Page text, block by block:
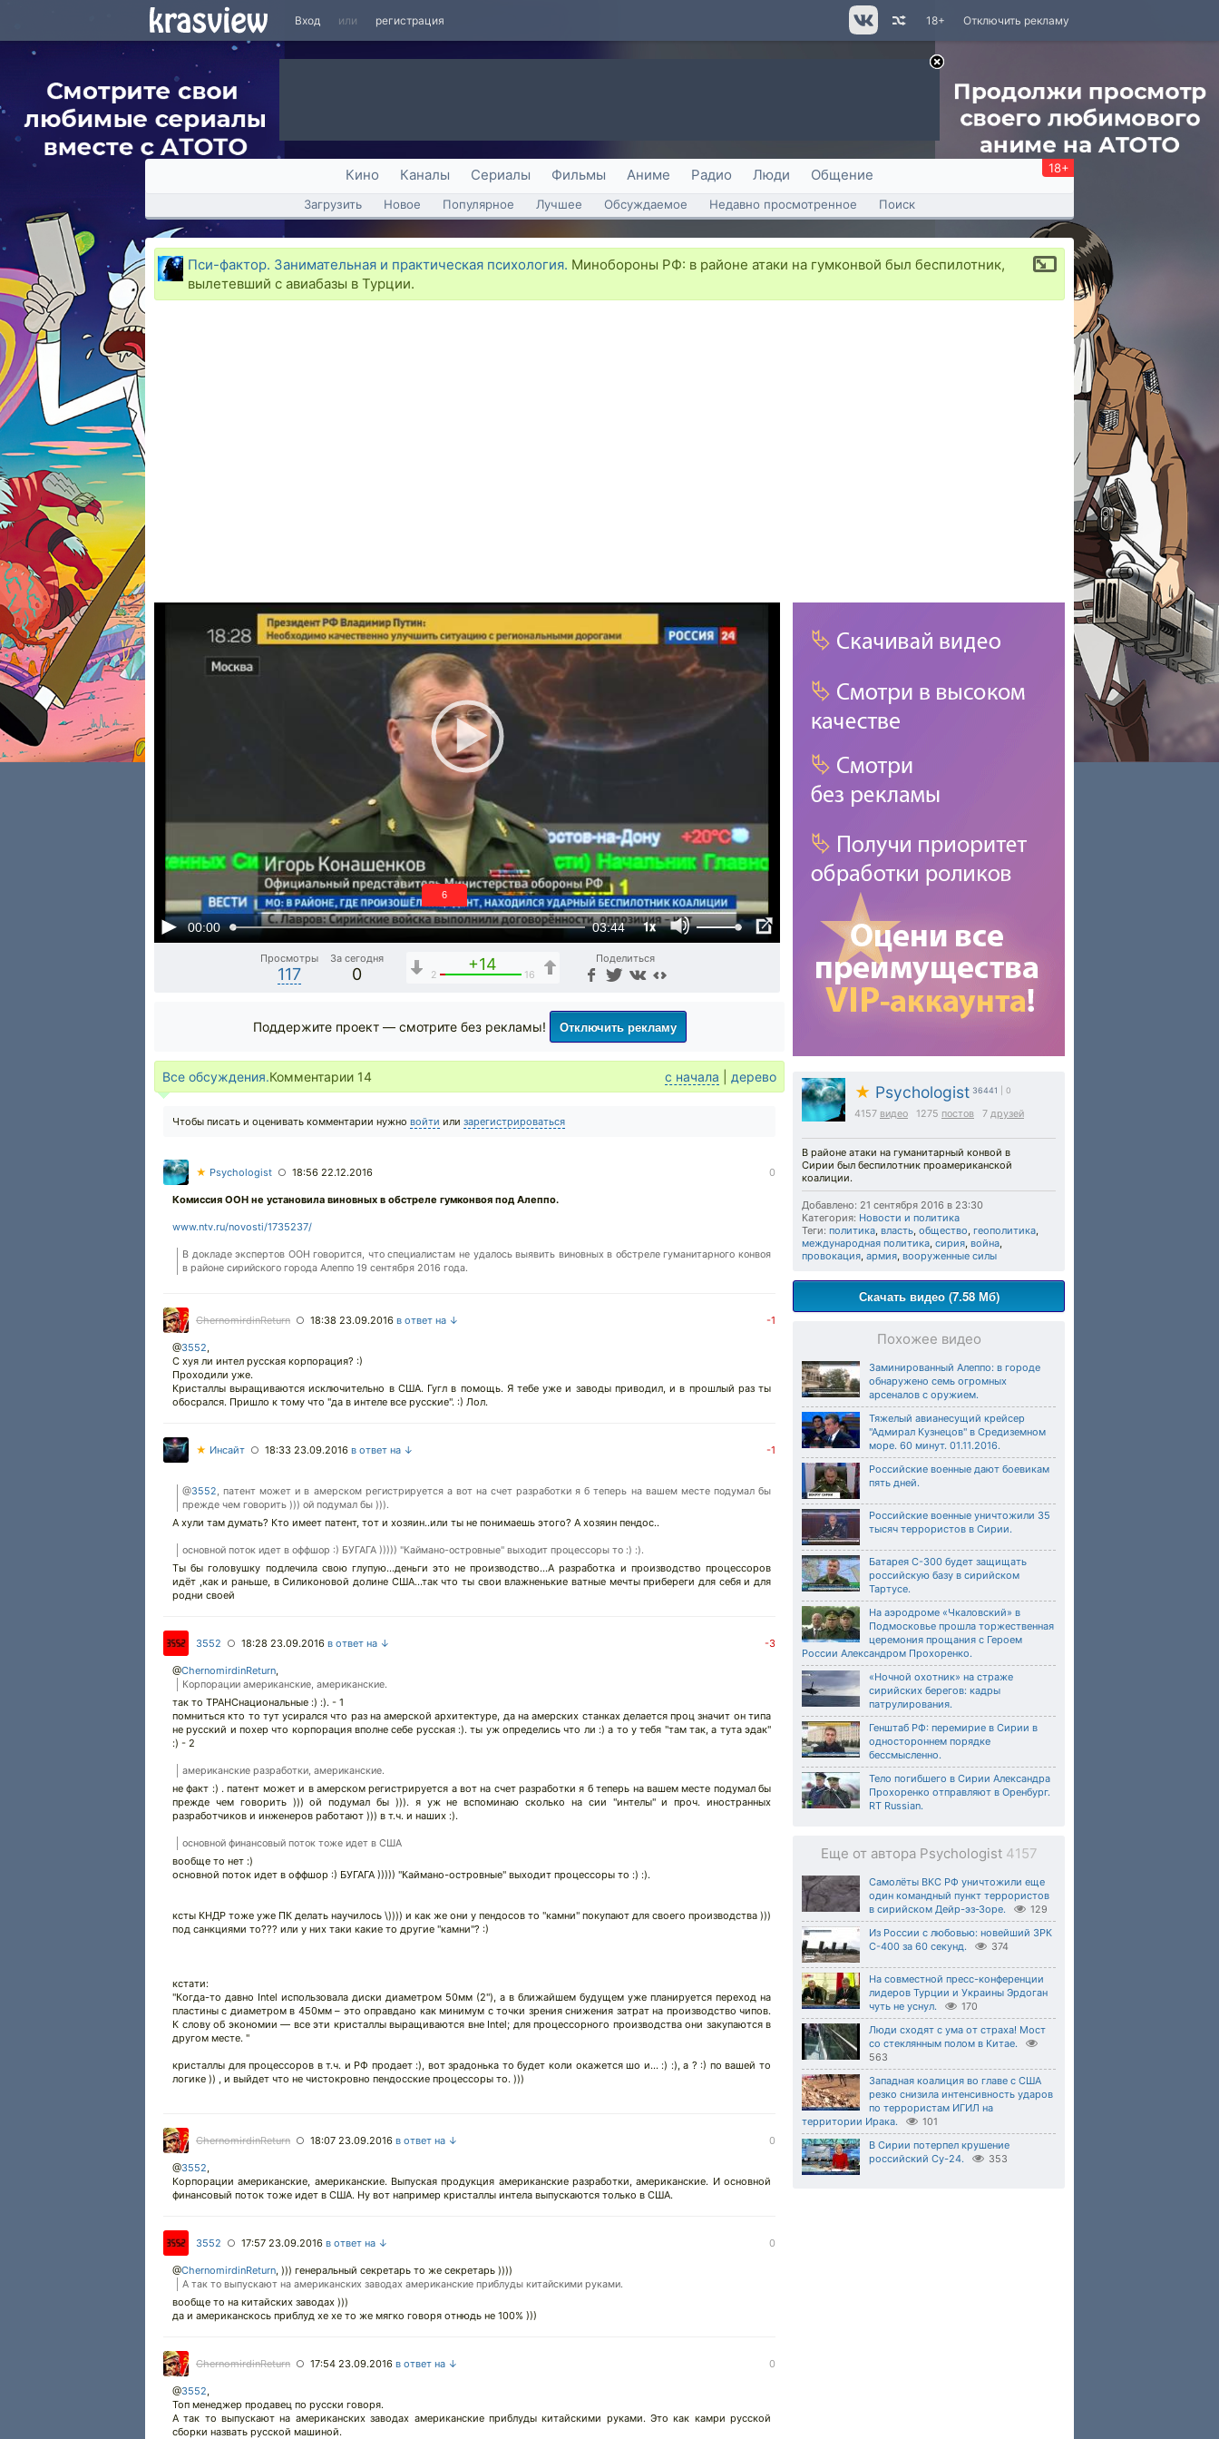
Вход или регистрация Отключить рекламу
18+
Кино Каналы Сериалы Фильмы Аниме Радио Люди Общение 18+
Загрузить Новое Популярное Лучшее Обсуждаемое Недавно просмотренное Поиск
Пси-фактор. Занимательная и практическая психология. Минобороны РФ: в районе атаки на гумконвой был беспилотник,
вылетевший с авиабазы в Турции.
00:00 03:44 1x
5
Просмотры
117
За сегодня
0
+14
2 16
Поделиться
★ Psychologist 36441 | 0
4157 видео 1275 постов 7 друзей
В районе атаки на гуманитарный конвой в
Сирии был беспилотник проамериканской
коалиции.
Добавлено: 21 сентября 2016 в 23:30
Категория: Новости и политика
Теги: политика власть общество геополитика
международная политика сирия война
провокация армия вооруженные силы
Скачать видео (7.58 Мб)
Похожее видео
Заминированный Алеппо: в городе
обнаружено семь огромных
арсеналов с оружием.
Тяжелый авианесущий крейсер
"Адмирал Кузнецов" в Средиземном
море. 60 минут. 01.11.2016.
Российские военные дают боевикам
пять дней.
Российские военные уничтожили 35
тысяч террористов в Сирии.
Батарея С-300 будет защищать
российскую базу в сирийском
Тартусе.
На аэродроме «Чкаловский» в
Подмосковье прошла торжественная
церемония прощания с Героем
России Александром Прохоренко.
«Ночной охотник» на страже
сирийских берегов: кадры
патрулирования.
Генштаб РФ: перемирие в Сирии в
одностороннем порядке
бессмысленно.
Тело погибшего в Сирии Александра
Прохоренко отправляют в Оренбург.
RT Russian.
Еще от автора Psychologist 4157
Самолёты ВКС РФ уничтожили еще
один командный пункт террористов
в сирийском Дейр-эз-Зоре.
129
Из России с любовью: новейший ЗРК
С-400 за 60 секунд.
374
На совместной пресс-конференции
лидеров Турции и Украины Эрдоган
чуть не уснул.
170
Люди сходят с ума от страха! Мост
со стеклянным полом в Китае.
563
Западная коалиция во главе с США
резко снизила интенсивность ударов
по террористам ИГИЛ на
территории Ирака.
101
В Сирии потерпел крушение
российский Су-24.
353
Поддержите проект — смотрите без рекламы! Отключить рекламу
Все обсуждения.Комментарии 14 с начала дерево
Чтобы писать и оценивать комментарии нужно войти или зарегистрироваться
★ Psychologist ○ 18:56 22.12.2016 0
Комиссия ООН не установила виновных в обстреле гумконвоя под Алеппо.
www.ntv.ru/novosti/1735237/
В докладе экспертов ООН говорится, что специалистам не удалось выявить виновных в обстреле гуманитарного конвоя
в районе сирийского города Алеппо 19 сентября 2016 года.
ChernomirdinReturn ○ 18:38 23.09.2016 в ответ на ↓ -1
@3552
С хуя ли интел русская корпорация? :)
Проходили уже.
Кристаллы выращиваются исключительно в США. Гугл в помощь. Я тебе уже и заводы приводил, и в прошлый раз ты
обосрался. Пришло к тому что "да в интеле все русские". :) Лол.
★ Инсайт ○ 18:33 23.09.2016 в ответ на ↓ -1
@3552, патент может и в амерском регистрируется а вот на счет разработки я б теперь на вашем месте подумал бы
прежде чем говорить ))) ой подумал бы ))).
А хули там думать? Кто имеет патент, тот и хозяин..или ты не понимаешь этого? А хозяин пендос..
основной поток идет в оффшор :) БУГАГА ))))) "Каймано-островные" выходит процессоры то :) :).
Ты бы головушку подлечила свою глупую...деньги это не производство...А разработка и производство процессоров
идёт ,как и раньше, в Силиконовой долине США...так что ты свои влажненькие ватные мечты прибереги для себя и для
родни своей
3552 ○ 18:28 23.09.2016 в ответ на ↓ -3
@ChernomirdinReturn
Корпорации американские, американские.
так то ТРАНСнациональные :) :). - 1
помниться кто то тут усирался что раз на амерской архитектуре, да на амерских станках делается проц значит он типа
не русский и похер что корпорация вполне себе русская :). ты уж определись что ли :) а то у тебя "там так, а тута эдак"
:) - 2
американские разработки, американские.
не факт :) . патент может и в амерском регистрируется а вот на счет разработки я б теперь на вашем месте подумал бы
прежде чем говорить ))) ой подумал бы ))). я уж не вспоминаю сколько на сии "интелы" и проч. иностранных
разработчиков и инженеров работают ))) в т.ч. и наших :).
основной финансовый поток тоже идет в США
вообще то нет :)
основной поток идет в оффшор :) БУГАГА ))))) "Каймано-островные" выходит процессоры то :) :).
ксты КНДР тоже уже ПК делать научилось \)))) и как же они у пендосов то "камни" покупают для своего производства )))
под санкциями то??? или у них таки какие то другие "камни"? :)
кстати:
"Когда-то давно Intel использовала диски диаметром 50мм (2"), а в ближайшем будущем уже планируется переход на
пластины с диаметром в 450мм – это оправдано как минимум с точки зрения снижения затрат на производство чипов.
К слову об экономии — все эти кристаллы выращиваются вне Intel; для процессорного производства они закупаются в
другом месте. "
кристаллы для процессоров в т.ч. и РФ продает :), вот зрадонька то будет коли окажется шо и... :) :), а ? :) по вашей то
логике )) , и выйдет что не чистокровно пендосские процессоры то. )))
ChernomirdinReturn ○ 18:07 23.09.2016 в ответ на ↓ 0
@3552
Корпорации американские, американские. Выпуская продукция американские разработки, американские. И основной
финансовый поток тоже идет в США. Ну вот например кристаллы интела выпускаются только в США.
3552 ○ 17:57 23.09.2016 в ответ на ↓ 0
@ChernomirdinReturn ))) генеральный секретарь то же секретарь ))))
А так то выпускают на американских заводах американские приблуды китайскими руками.
вообще то на китайских заводах )))
да и американскось приблуд хе хе то же мягко говоря отнюдь не 100% )))
ChernomirdinReturn ○ 17:54 23.09.2016 в ответ на ↓ 0
@3552
Топ менеджер продавец по русски говоря.
А так то выпускают на американских заводах американские приблуды китайскими руками. Это как камри русской
сборки назвать русской машиной.